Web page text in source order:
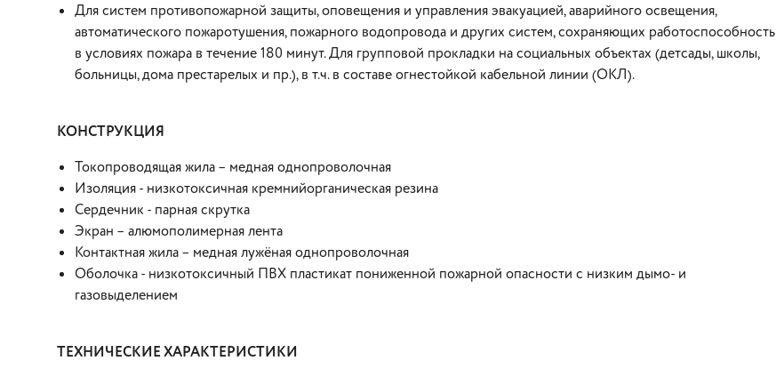
Для систем противопожарной защиты, оповещения и управления эвакуацией, аварийного освещения,
автоматического пожаротушения, пожарного водопровода и других систем, сохраняющих работоспособность
в условиях пожара в течение 180 минут. Для групповой прокладки на социальных объектах (детсады, школы,
больницы, дома престарелых и пр.), в т.ч. в составе огнестойкой кабельной линии (ОКЛ).
КОНСТРУКЦИЯ
Токопроводящая жила – медная однопроволочная
Изоляция - низкотоксичная кремнийорганическая резина
Сердечник - парная скрутка
Экран – алюмополимерная лента
Контактная жила – медная лужёная однопроволочная
Оболочка - низкотоксичный ПВХ пластикат пониженной пожарной опасности с низким дымо- и
газовыделением
ТЕХНИЧЕСКИЕ ХАРАКТЕРИСТИКИ